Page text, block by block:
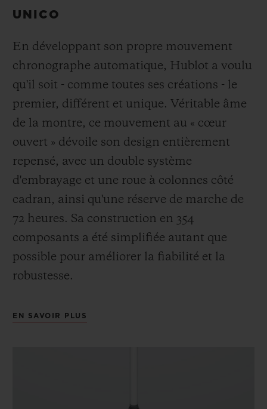
UNICO
En développant son propre mouvement
chronographe automatique, Hublot a voulu
qu'il soit - comme toutes ses créations - le
premier, différent et unique. Véritable âme
de la montre, ce mouvement au « cœur
ouvert » dévoile son design entièrement
repensé, avec un double système
d'embrayage et une roue à colonnes côté
cadran, ainsi qu'une réserve de marche de
72 heures. Sa construction en 354
composants a été simplifiée autant que
possible pour améliorer la fiabilité et la
robustesse.
EN SAVOIR PLUS